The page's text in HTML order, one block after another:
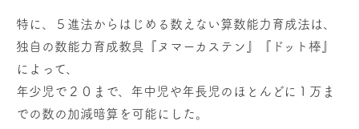
特に、５進法からはじめる数えない算数能力育成法は、
独自の数能力育成教具『ヌマーカステン』『ドット棒』
によって、
年少児で２０まで、年中児や年長児のほとんどに１万ま
での数の加減暗算を可能にした。